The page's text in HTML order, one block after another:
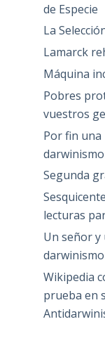
de Especie
La
Lamarck
Máquina
Pobres
vuestros
Por fin una
darwinismo
Segunda
lecturas
Un señor y
darwinismo
Wikipedia
prueba en